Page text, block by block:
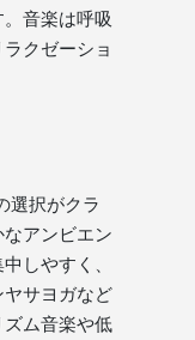
音楽は呼吸
クゼーショ
選択がクラ
アンビエン
しやすく、
サヨガなど
ム音楽や低